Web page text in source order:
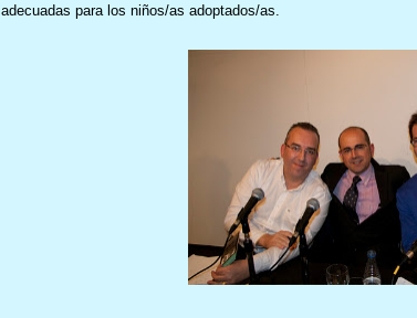
adecuadas para los niños/as adoptados/as.